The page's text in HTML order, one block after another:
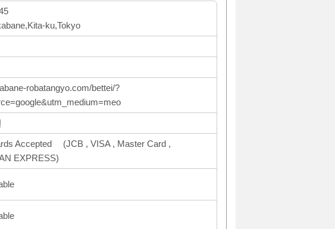
ku,Tokyo
robatangyo.com/bettei/?
Accepted (JCB , VISA , Master Card ,
EXPRESS)